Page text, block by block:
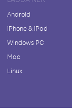
Android
iPhone & iPad
Windows PC
Mac
Linux